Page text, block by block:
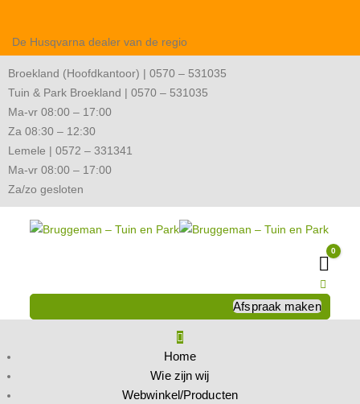
De Husqvarna dealer van de regio
Broekland (Hoofdkantoor) | 0570 – 531035
Tuin & Park Broekland | 0570 – 531035
Ma-vr 08:00 – 17:00
Za 08:30 – 12:30
Lemele | 0572 – 331341
Ma-vr 08:00 – 17:00
Za/zo gesloten
0
Afspraak maken
Home
Wie zijn wij
Webwinkel/Producten